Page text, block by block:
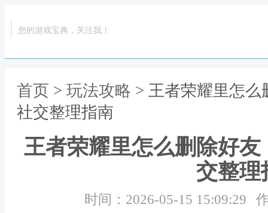
您的游戏宝典，关注我！
首页 > 玩法攻略 > 王者荣耀里怎
社交整理指南
王者荣耀里怎么删除好
交整理
时间：2026-05-15 15:09:29